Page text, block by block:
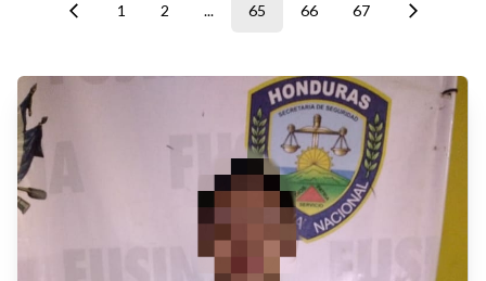
1 2 ... 65 66 67